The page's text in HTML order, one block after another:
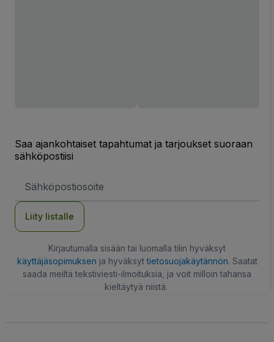
Saa ajankohtaiset tapahtumat ja tarjoukset suoraan
sähköpostiisi
Liity listalle
Kirjautumalla sisään tai luomalla tilin hyväksyt
käyttäjäsopimuksen ja hyväksyttietosuojakäytännön. Saatat
saada meiltä tekstiviesti-ilmoituksia, ja voit milloin tahansa
kieltäytyä niistä.